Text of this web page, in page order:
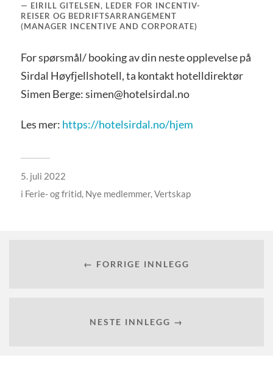
EIRILL GITELSEN, LEDER FOR INCENTIV-
REISER OG BEDRIFTSARRANGEMENT
(MANAGER INCENTIVE AND CORPORATE)
For spørsmål/ booking av din neste opplevelse på
Sirdal Høyfjellshotell, ta kontakt hotelldirektør
Simen Berge: simen@hotelsirdal.no
Les mer: https://hotelsirdal.no/hjem
5. juli 2022
i Ferie- og fritid, Nye medlemmer,Vertskap
← FORRIGE INNLEGG
NESTE INNLEGG →